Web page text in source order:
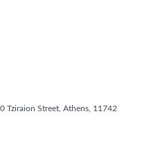
Tziraion Street, Athens, 11742